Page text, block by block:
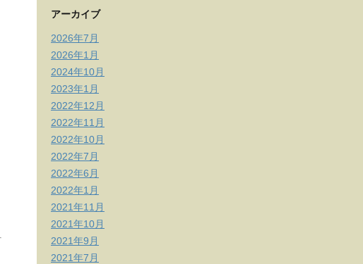
アーカイブ
2026年7月
2026年1月
2024年10月
2023年1月
2022年12月
2022年11月
2022年10月
2022年7月
2022年6月
2022年1月
2021年11月
2021年10月
2021年9月
2021年7月